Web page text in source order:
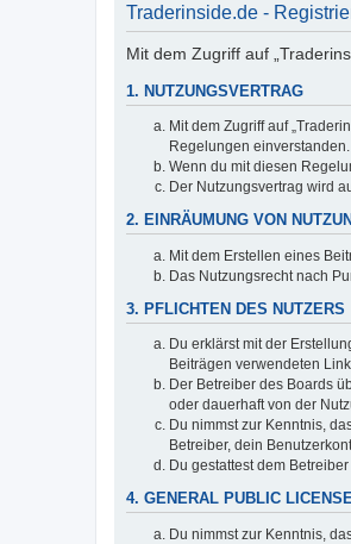
Traderinside.de -
Mit dem Zugriff auf
1. NUTZUNGSVERTRAG
Mit dem Zugriff auf
Regelungen einverstanden.
Wenn du mit diesen
Der Nutzungsvertrag wird
2. EINRÄUMUNG VON
Mit dem Erstellen eines
Das Nutzungsrecht nach
3. PFLICHTEN DES NUTZERS
Du erklärst mit der
Beiträgen verwendeten
Der Betreiber des Boards
oder dauerhaft von der
Du nimmst zur Kenntnis,
Betreiber, dein
Du gestattest dem
4. GENERAL PUBLIC
Du nimmst zur Kenntnis,